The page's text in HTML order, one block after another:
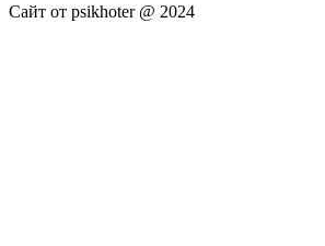
Сайт от psikhoter @ 2024